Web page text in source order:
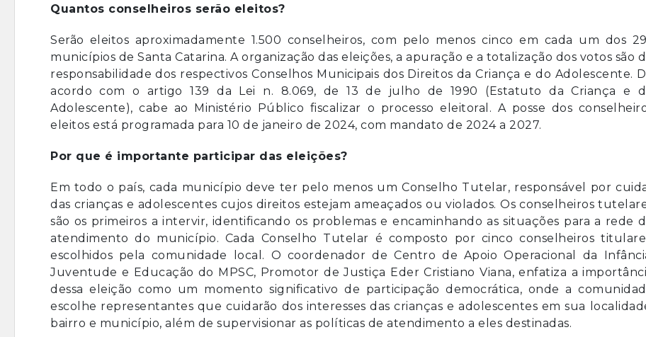
Quantos conselheiros serão eleitos?
Serão eleitos aproximadamente 1.500 conselheiros, com pelo menos cinco em cada um dos
municípios de Santa Catarina. A organização das eleições, a apuração e a totalização dos votos são
responsabilidade dos respectivos Conselhos Municipais dos Direitos da Criança e do Adolescente.
acordo com o artigo 139 da Lei n. 8.069, de 13 de julho de 1990 (Estatuto da Criança e
Adolescente), cabe ao Ministério Público fiscalizar o processo eleitoral. A posse dos
eleitos está programada para 10 de janeiro de 2024, com mandato de 2024 a 2027.
Por que é importante participar das eleições?
Em todo o país, cada município deve ter pelo menos um Conselho Tutelar, responsável por
das crianças e adolescentes cujos direitos estejam ameaçados ou violados. Os conselheiros
são os primeiros a intervir, identificando os problemas e encaminhando as situações para a rede
atendimento do município. Cada Conselho Tutelar é composto por cinco conselheiros
escolhidos pela comunidade local. O coordenador de Centro de Apoio Operacional da
Juventude e Educação do MPSC, Promotor de Justiça Eder Cristiano Viana, enfatiza a
dessa eleição como um momento significativo de participação democrática, onde a
escolhe representantes que cuidarão dos interesses das crianças e adolescentes em sua
bairro e município, além de supervisionar as políticas de atendimento a eles destinadas.